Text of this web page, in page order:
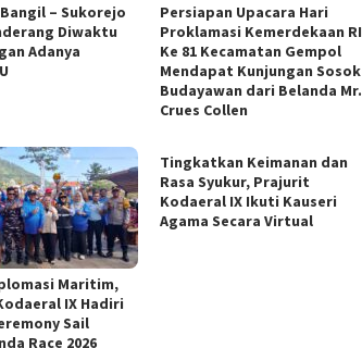
– Sukorejo
Diwaktu
Adanya
Persiapan Upacara Hari
Proklamasi Kemerdekaan RI
Ke 81 Kecamatan Gempol
Mendapat Kunjungan Sosok
Budayawan dari Belanda Mr.
Crues Collen
Maritim,
IX Hadiri
Sail
Race 2026
Tingkatkan Keimanan dan
Rasa Syukur, Prajurit
Kodaeral IX Ikuti Kauseri
Agama Secara Virtual